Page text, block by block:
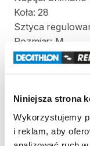
Niniejsza strona
Wykorzystujemy
i reklam, aby
Koła: 28
Sztyca
Rozmiar: M
Rower
Zasady